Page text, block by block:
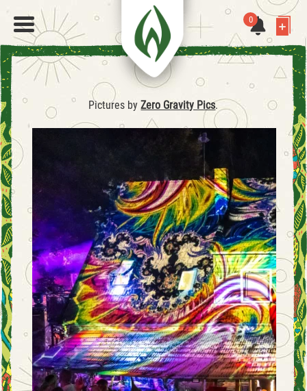
0
Pictures byZero Gravity Pics.